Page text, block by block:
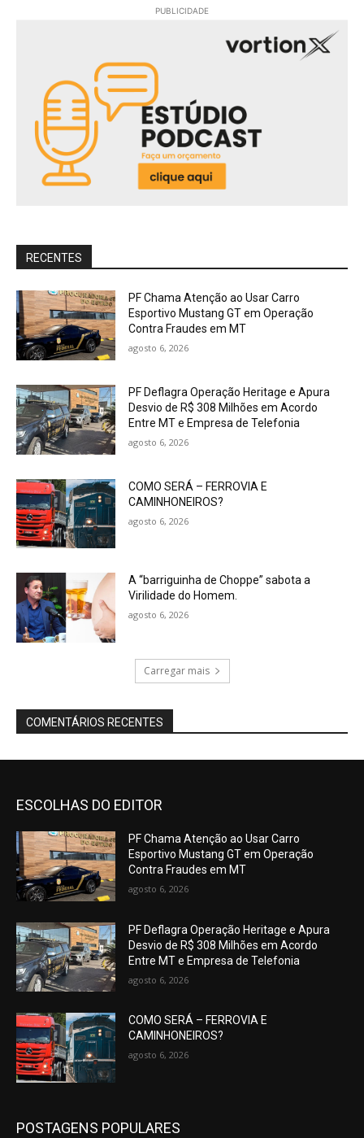
PUBLICIDADE
RECENTES
PF Chama Atenção ao Usar Carro
Esportivo Mustang GT em Operação
Contra Fraudes em MT
agosto 6, 2026
PF Deflagra Operação Heritage e Apura
Desvio de R$ 308 Milhões em Acordo
Entre MT e Empresa de Telefonia
agosto 6, 2026
COMO SERÁ – FERROVIA E
CAMINHONEIROS?
agosto 6, 2026
A “barriguinha de Choppe” sabota a
Virilidade do Homem.
agosto 6, 2026
Carregar mais
COMENTÁRIOS RECENTES
ESCOLHAS DO EDITOR
PF Chama Atenção ao Usar Carro
Esportivo Mustang GT em Operação
Contra Fraudes em MT
agosto 6, 2026
PF Deflagra Operação Heritage e Apura
Desvio de R$ 308 Milhões em Acordo
Entre MT e Empresa de Telefonia
agosto 6, 2026
COMO SERÁ – FERROVIA E
CAMINHONEIROS?
agosto 6, 2026
POSTAGENS POPULARES